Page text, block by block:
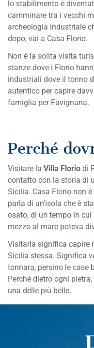
lo stabilimento è
camminare tra i vecchi
archeologia industriale
dopo, vai a Casa Florio.
Non è la solita visita
stanze dove i Florio
industriali dove il tonno
autentico per capire
famiglia per Favignana.
Perché
Visitare la Villa Florio di
contatto con la storia di
Sicilia. Casa Florio non
parla di un'isola che è
osato, di un tempo in
mezzo al mare poteva
Visitarla significa capire
Sicilia stessa. Significa
tonnara, persino le case
Perché dietro ogni
una delle più belle.